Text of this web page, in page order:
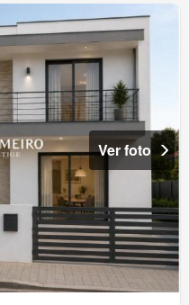
Ver foto